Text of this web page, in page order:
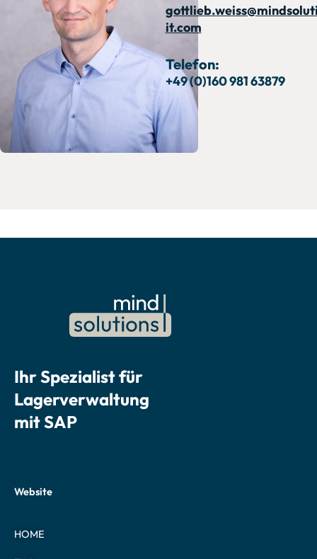
it.com
Telefon:
+49 (0)160 981 63879
Ihr Spezialist für
Lagerverwaltung
mit SAP
Website
HOME